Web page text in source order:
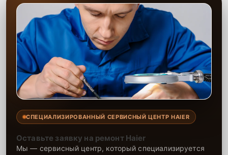
СПЕЦИАЛИЗИРОВАННЫЙ СЕРВИСНЫЙ ЦЕНТР HAIER
Оставьте заявку на ремонт Haier
Мы — сервисный центр, который специализируется